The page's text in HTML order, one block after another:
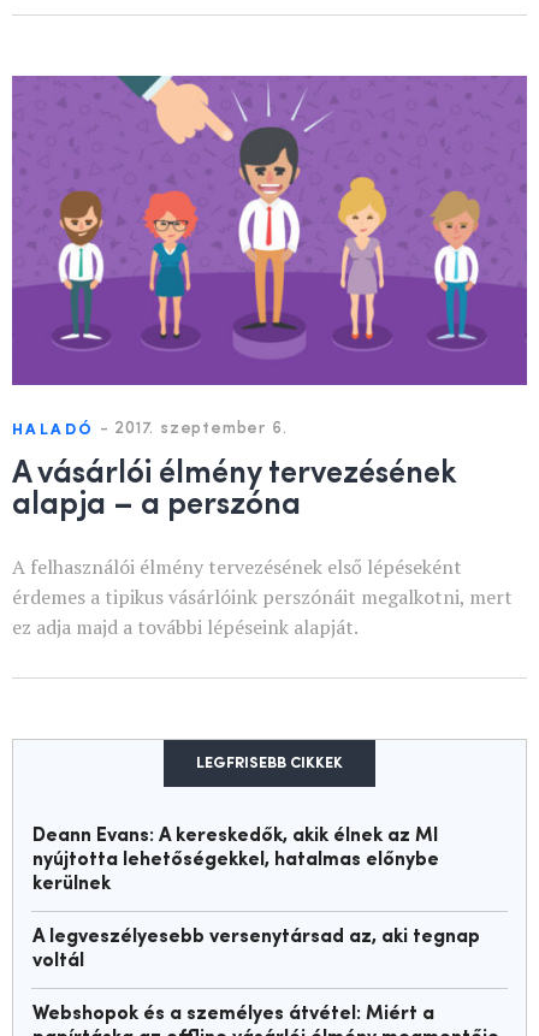
HALADÓ - 2017. szeptember 6.
A vásárlói élmény tervezésének
alapja – a perszóna
A felhasználói élmény tervezésének első lépéseként
érdemes a tipikus vásárlóink perszónáit megalkotni, mert
ez adja majd a további lépéseink alapját.
LEGFRISEBB CIKKEK
Deann Evans: A kereskedők, akik élnek az MI
nyújtotta lehetőségekkel, hatalmas előnybe
kerülnek
A legveszélyesebb versenytársad az, aki tegnap
voltál
Webshopok és a személyes átvétel: Miért a